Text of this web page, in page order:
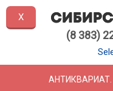
(8 383)
X